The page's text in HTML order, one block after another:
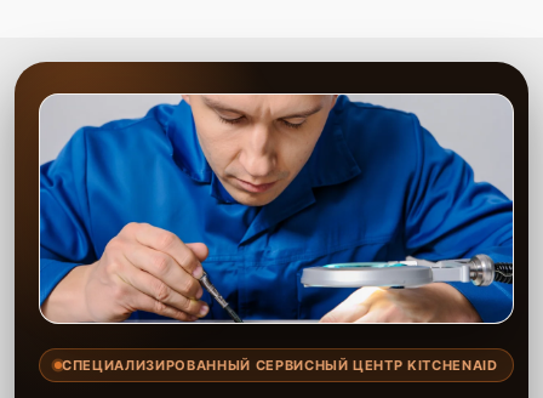
СПЕЦИАЛИЗИРОВАННЫЙ СЕРВИСНЫЙ ЦЕНТР KITCHENAID